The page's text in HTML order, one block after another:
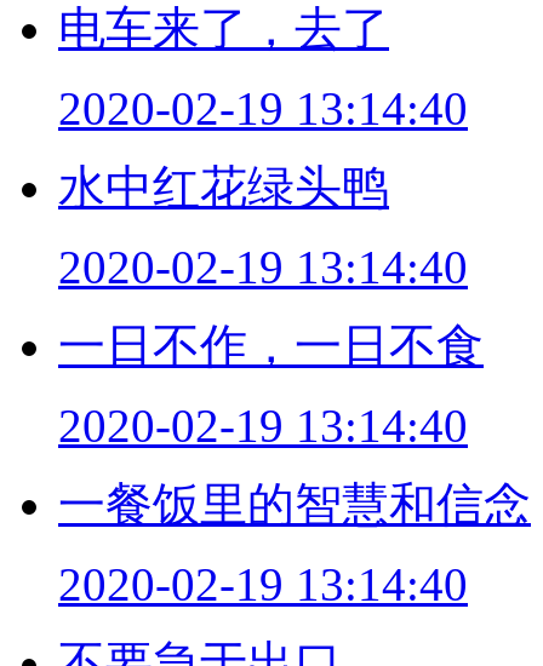
电车来了，去了
2020-02-19 13:14:40
水中红花绿头鸭
2020-02-19 13:14:40
一日不作，一日不食
2020-02-19 13:14:40
一餐饭里的智慧和信念
2020-02-19 13:14:40